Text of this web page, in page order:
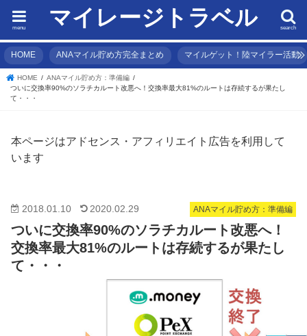
マイレージトラベル search
menu
HOME ANAマイル貯め方完全まとめ マイルゲット！陸マイラー活動
HOME
ANAマイル貯め方：準備編
ついに交換率90%のソラチカルート改悪へ！交換率最大81%のルートは存続するが果たし
て・・・
本ページはアドセンス・アフィリエイト広告を利用して
います
ANAマイル貯め方：準備編
2018.01.10 2020.02.29
ついに交換率90%のソラチカルート改悪へ！
交換率最大81%のルートは存続するが果たし
て・・・